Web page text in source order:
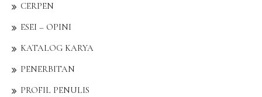
CERPEN
ESEI – OPINI
KATALOG KARYA
PENERBITAN
PROFIL PENULIS